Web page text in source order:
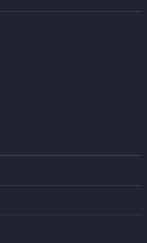
DOG#1